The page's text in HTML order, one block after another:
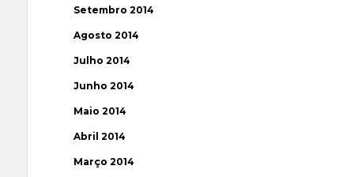
Setembro 2014
Agosto 2014
Julho 2014
Junho 2014
Maio 2014
Abril 2014
Março 2014